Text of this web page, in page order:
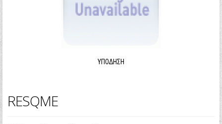
ΥΠΌΔΗΣΗ
RESQME